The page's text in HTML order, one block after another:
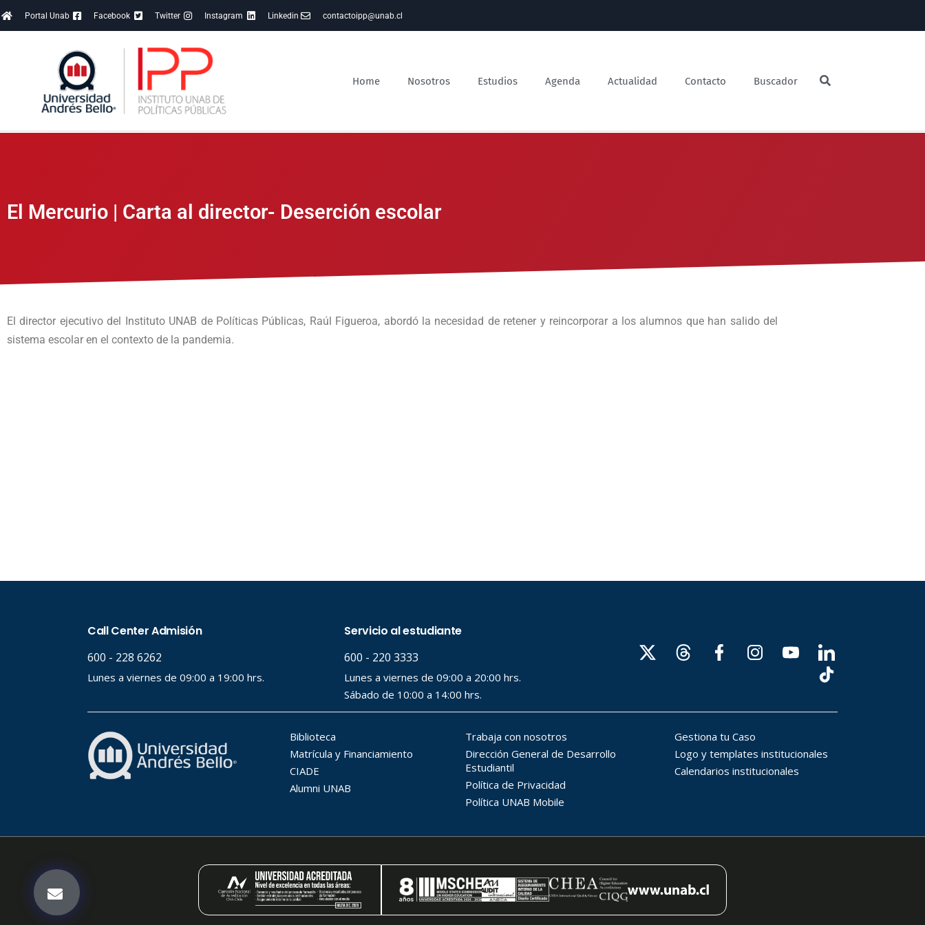
Portal Unab Facebook Twitter Instagram Linkedin contactoipp@unab.cl
Home Nosotros Estudios Agenda Actualidad Contacto Buscador
El Mercurio | Carta al director- Deserción escolar
El director ejecutivo del Instituto UNAB de Políticas Públicas, Raúl Figueroa, abordó la necesidad de retener y reincorporar a los alumnos que han salido del
sistema escolar en el contexto de la pandemia.